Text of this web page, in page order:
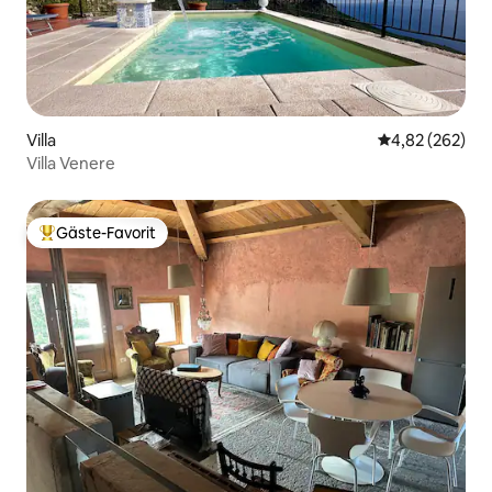
Villa
4,82 (262)
Villa Venere
Beliebter Gäste-Favorit.
Gäste-Favorit